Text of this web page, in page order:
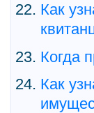
Как
Когда
Как